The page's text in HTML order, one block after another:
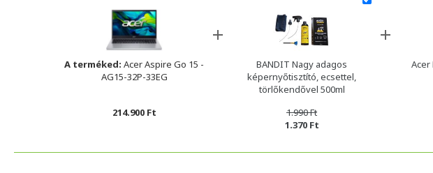
A terméked: Acer Aspire Go 15 -
AG15-32P-33EG
214.900 Ft
BANDIT Nagy adagos
képernyőtisztító, ecsettel,
törlőkendővel 500ml
1.990 Ft
1.370 Ft
Acer